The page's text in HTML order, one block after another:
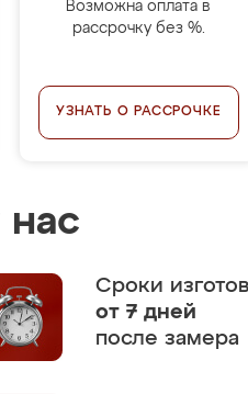
Возможна оплата в
рассрочку без %.
УЗНАТЬ О РАССРОЧКЕ
нас
Сроки
от 7 дней
после замера